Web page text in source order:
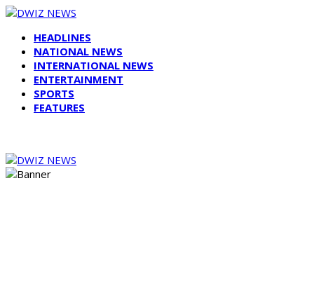
HEADLINES
NATIONAL NEWS
INTERNATIONAL NEWS
ENTERTAINMENT
SPORTS
FEATURES